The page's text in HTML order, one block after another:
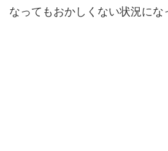
なってもおかしくない状況にな